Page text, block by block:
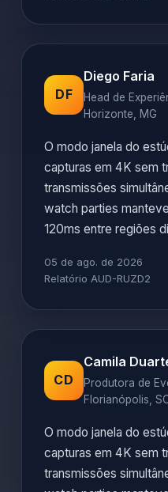
DF
Diego Faria
Head de
Horizonte, MG
O modo janela do
capturas em 4K sem
transmissões
watch parties
120ms entre regiões
05 de ago. de 2026
Relatório AUD-RUZD2
CD
Camila
Produtora de
Florianópolis,
O modo janela do
capturas em 4K sem
transmissões